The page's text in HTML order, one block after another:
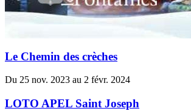
Le Chemin des crèches
Du 25 nov. 2023 au 2 févr. 2024
LOTO APEL Saint Joseph